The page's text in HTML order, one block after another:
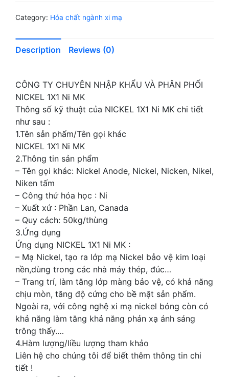
Category: Hóa chất ngành xi mạ
Description Reviews (0)
CÔNG TY CHUYÊN NHẬP KHẨU VÀ PHÂN PHỐI
NICKEL 1X1 Ni MK
Thông số kỹ thuật của NICKEL 1X1 Ni MK chi tiết
như sau :
1.Tên sản phẩm/Tên gọi khác
NICKEL 1X1 Ni MK
2.Thông tin sản phẩm
– Tên gọi khác: Nickel Anode, Nickel, Nicken, Nikel,
Niken tấm
– Công thứ hóa học : Ni
– Xuất xứ : Phần Lan, Canada
– Quy cách: 50kg/thùng
3.Ứng dụng
Ứng dụng NICKEL 1X1 Ni MK :
– Mạ Nickel, tạo ra lớp mạ Nickel bảo vệ kim loại
nền,dùng trong các nhà máy thép, đúc…
– Trang trí, làm tăng lớp màng bảo vệ, có khả năng
chịu mòn, tăng độ cứng cho bề mặt sản phẩm.
Ngoài ra, với công nghệ xi mạ nickel bóng còn có
khả năng làm tăng khả năng phản xạ ánh sáng
trông thấy.…
4.Hàm lượng/liều lượng tham khảo
Liên hệ cho chúng tôi để biết thêm thông tin chi
tiết !